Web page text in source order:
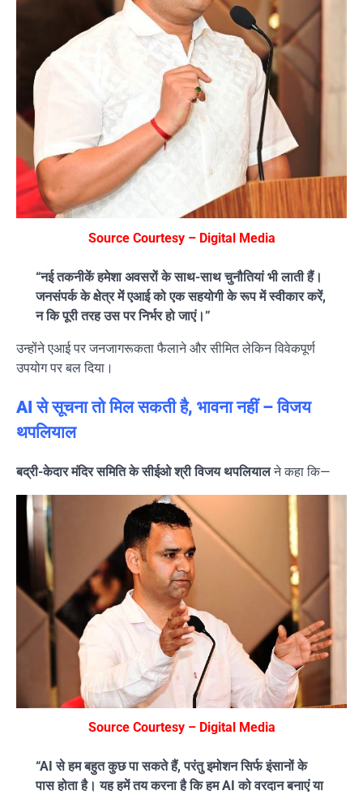
Source Courtesy – Digital Media
“नई तकनीकें हमेशा अवसरों के साथ-साथ चुनौतियां भी लाती हैं।
जनसंपर्क के क्षेत्र में एआई को एक सहयोगी के रूप में स्वीकार करें,
न कि पूरी तरह उस पर निर्भर हो जाएं।”
उन्होंने एआई पर जनजागरूकता फैलाने और सीमित लेकिन विवेकपूर्ण
उपयोग पर बल दिया।
AI से सूचना तो मिल सकती है, भावना नहीं – विजय
थपलियाल
बद्री-केदार मंदिर समिति के सीईओ श्री विजय थपलियालने कहा कि—
Source Courtesy – Digital Media
“AI से हम बहुत कुछ पा सकते हैं, परंतु इमोशन सिर्फ इंसानों के
पास होता है। यह हमें तय करना है कि हम AI को वरदान बनाएं या